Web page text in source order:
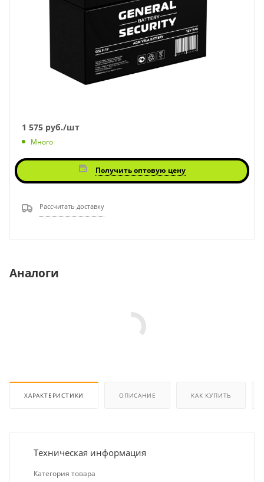
1 575 руб./шт
Много
Получить оптовую цену
Рассчитать доставку
Аналоги
ХАРАКТЕРИСТИКИ ОПИСАНИЕ КАК КУПИТЬ
Техническая информация
Категория товара